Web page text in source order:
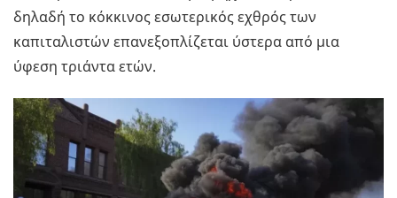
δηλαδή το κόκκινος εσωτερικός εχθρός των
καπιταλιστών επανεξοπλίζεται ύστερα από μια
ύφεση τριάντα ετών.